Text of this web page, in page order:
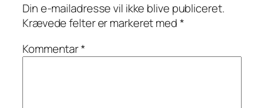
Din e-mailadresse vil ikke blive publiceret.
Krævede felter er markeret med*
Kommentar*